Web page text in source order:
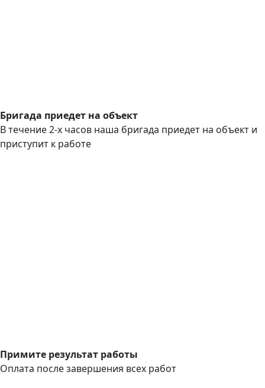
Бригада приедет на объект
В течение 2-х часов наша бригада приедет на объект и
приступит к работе
Примите результат работы
Оплата после завершения всех работ